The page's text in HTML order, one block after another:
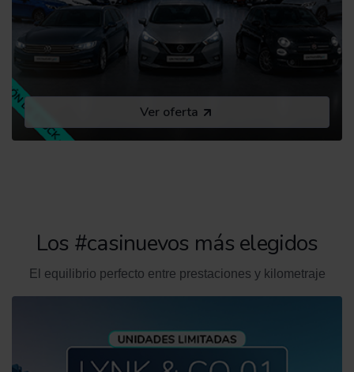
Ver oferta
Los #casinuevos más elegidos
El equilibrio perfecto entre prestaciones y kilometraje